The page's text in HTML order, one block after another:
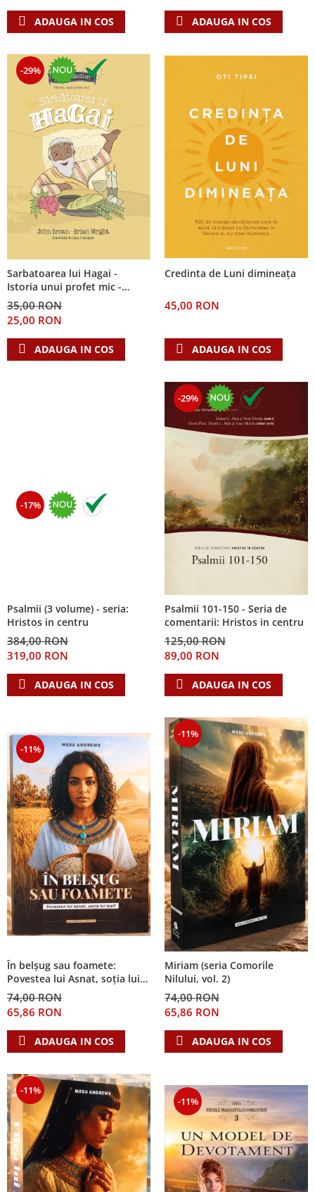
ADAUGA IN COS ADAUGA IN COS
-29%
Sarbatoarea lui Hagai -
Istoria unui profet mic -
Seria: Cei 12 cutezatori
35,00 RON
25,00 RON
ADAUGA IN COS
Credinta de Luni dimineața
45,00 RON
ADAUGA IN COS
-17%
Psalmii (3 volume) - seria:
Hristos in centru
384,00 RON
319,00 RON
ADAUGA IN COS
-29%
Psalmii 101-150 - Seria de
comentarii: Hristos in centru
125,00 RON
89,00 RON
ADAUGA IN COS
-11%
În belșug sau foamete:
Povestea lui Asnat, soția lui
Iosif (Seria Cronicile Egiptului,
vol. 2)
74,00 RON
65,86 RON
ADAUGA IN COS
-11%
Miriam (seria Comorile
Nilului, vol. 2)
74,00 RON
65,86 RON
ADAUGA IN COS
-11%
-11%